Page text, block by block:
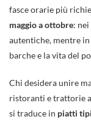
fasce orarie più
maggio a ottobre:
autentiche, mentre
barche e la vita del
Chi desidera unire
ristoranti e trattorie
si traduce in piatti